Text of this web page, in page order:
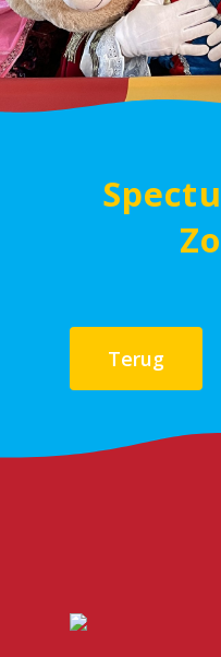
Terug